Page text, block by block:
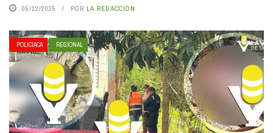
05/12/2025 POR LA REDACCIÓN
POLICIACA REGIONAL